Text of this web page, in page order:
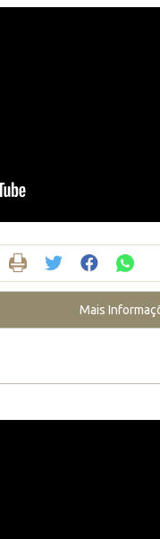
Mais